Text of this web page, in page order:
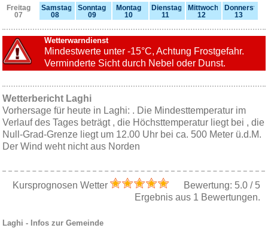
Freitag
07
Samstag
08
Sonntag
09
Montag
10
Dienstag
11
Mittwoch
12
Donnerstag
13
Wetterwarndienst
Mindestwerte unter -15°C, Achtung Frostgefahr.
Verminderte Sicht durch Nebel oder Dunst.
Wetterbericht Laghi
Vorhersage für heute in Laghi: . Die Mindesttemperatur im
Verlauf des Tages beträgt , die Höchsttemperatur liegt bei , die
Null-Grad-Grenze liegt um 12.00 Uhr bei ca. 500 Meter ü.d.M.
Der Wind weht nicht aus Norden
Kursprognosen Wetter Bewertung: 5.0/ 5
Ergebnis aus 1 Bewertungen.
Laghi - Infos zur Gemeinde